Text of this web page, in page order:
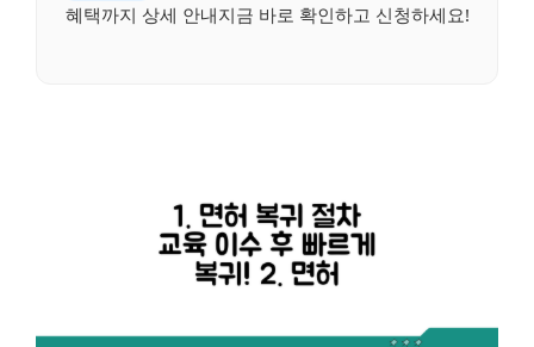
혜택까지 상세 안내지금 바로 확인하고 신청하세요!